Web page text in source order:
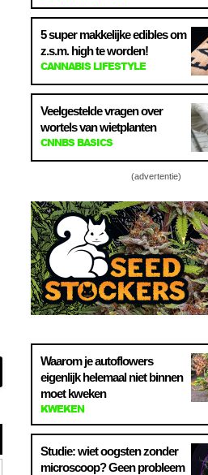
5 super makkelijke edibles om
z.s.m. high te worden!
CANNABIS LIFESTYLE
Veelgestelde vragen over
wortels van wietplanten
CNNBS BASICS
(advertentie)
Waarom je autoflowers
eigenlijk helemaal niet binnen
moet kweken
KWEKEN
Studie: wiet oogsten zonder
microscoop? Geen probleem